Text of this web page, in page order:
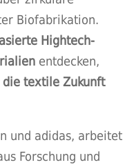
Biofabrikation.
Hightech-
entdecken,
textile Zukunft
und adidas, arbeitet
Forschung und